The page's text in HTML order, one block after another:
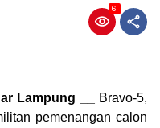
61
Lampung __
Bravo-5,
pemenangan calon